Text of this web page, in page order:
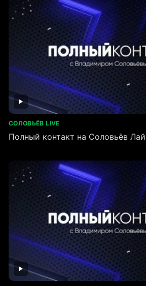
СОЛОВЬЁВ LIVE
Полный контакт на Соловьёв